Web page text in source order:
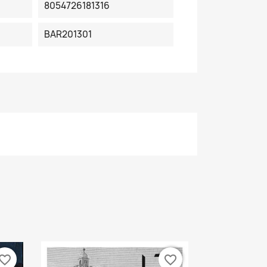
8054726181316
BAR201301
favorite_border